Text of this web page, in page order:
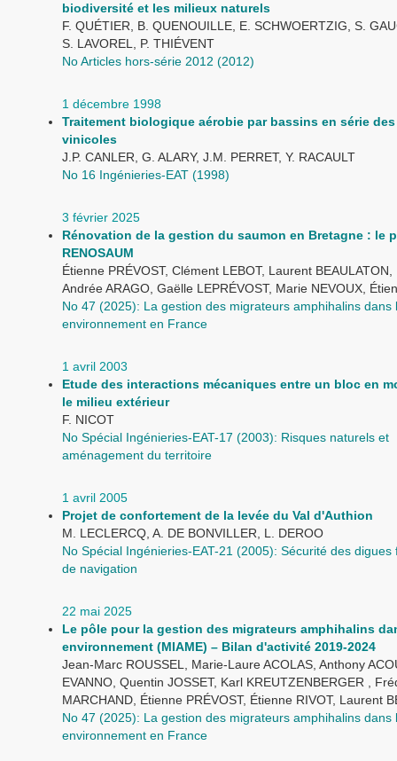
biodiversité et les milieux naturels
F. QUÉTIER, B. QUENOUILLE, E. SCHWOERTZIG, S.
S. LAVOREL, P. THIÉVENT
No Articles hors-série 2012 (2012)
1 décembre 1998
Traitement biologique aérobie par bassins en série
vinicoles
J.P. CANLER, G. ALARY, J.M. PERRET, Y. RACAULT
No 16 Ingénieries-EAT (1998)
3 février 2025
Rénovation de la gestion du saumon en Bretagne : le
RENOSAUM
Étienne PRÉVOST, Clément LEBOT, Laurent BEAULATON,
Andrée ARAGO, Gaëlle LEPRÉVOST, Marie NEVOUX,
No 47 (2025): La gestion des migrateurs amphihalins dans
environnement en France
1 avril 2003
Etude des interactions mécaniques entre un bloc en
le milieu extérieur
F. NICOT
No Spécial Ingénieries-EAT-17 (2003): Risques naturels et
aménagement du territoire
1 avril 2005
Projet de confortement de la levée du Val d'Authion
M. LECLERCQ, A. DE BONVILLER, L. DEROO
No Spécial Ingénieries-EAT-21 (2005): Sécurité des digues
de navigation
22 mai 2025
Le pôle pour la gestion des migrateurs amphihalins
environnement (MIAME) – Bilan d'activité 2019-2024
Jean-Marc ROUSSEL, Marie-Laure ACOLAS, Anthony
EVANNO, Quentin JOSSET, Karl KREUTZENBERGER ,
MARCHAND, Étienne PRÉVOST, Étienne RIVOT, Laurent
No 47 (2025): La gestion des migrateurs amphihalins dans
environnement en France